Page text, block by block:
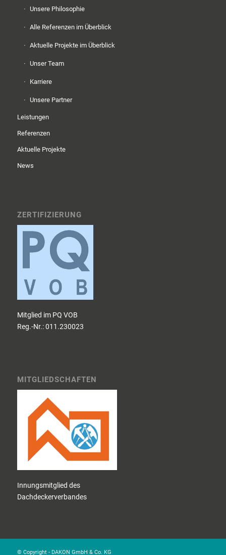
Unsere Philosophie
Alle Referenzen im Überblick
Aktuelle Projekte im Überblick
Unser Team
Karriere
Unsere Partner
Leistungen
Referenzen
Aktuelle Projekte
News
ZERTIFIZIERUNG
Mitglied im PQ VOB
Reg.-Nr.: 011.230023
MITGLIEDSCHAFTEN
Innungsmitglied des
Dachdeckerverbandes
© Copyright - DAKON GmbH & Co. KG